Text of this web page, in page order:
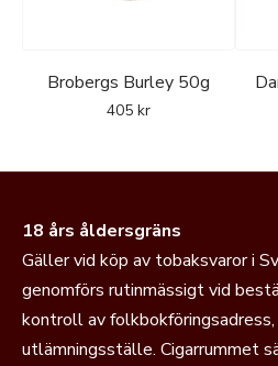
Brobergs Burley 50g
405 kr
18 års åldersgräns
Gäller vid köp av tobaksvaror i
genomförs rutinmässigt vid
kontroll av
utlämningsställe. Cigarrummet